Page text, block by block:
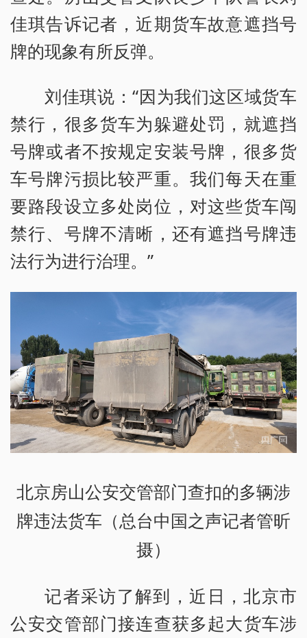
佳琪告诉记者，近期货车故意遮挡号
牌的现象有所反弹。
刘佳琪说：“因为我们这区域货车
禁行，很多货车为躲避处罚，就遮挡
号牌或者不按规定安装号牌，很多货
车号牌污损比较严重。我们每天在重
要路段设立多处岗位，对这些货车闯
禁行、号牌不清晰，还有遮挡号牌违
法行为进行治理。”
北京房山公安交管部门查扣的多辆涉
牌违法货车（总台中国之声记者管昕
摄）
记者采访了解到，近日，北京市
公安交管部门接连查获多起大货车涉